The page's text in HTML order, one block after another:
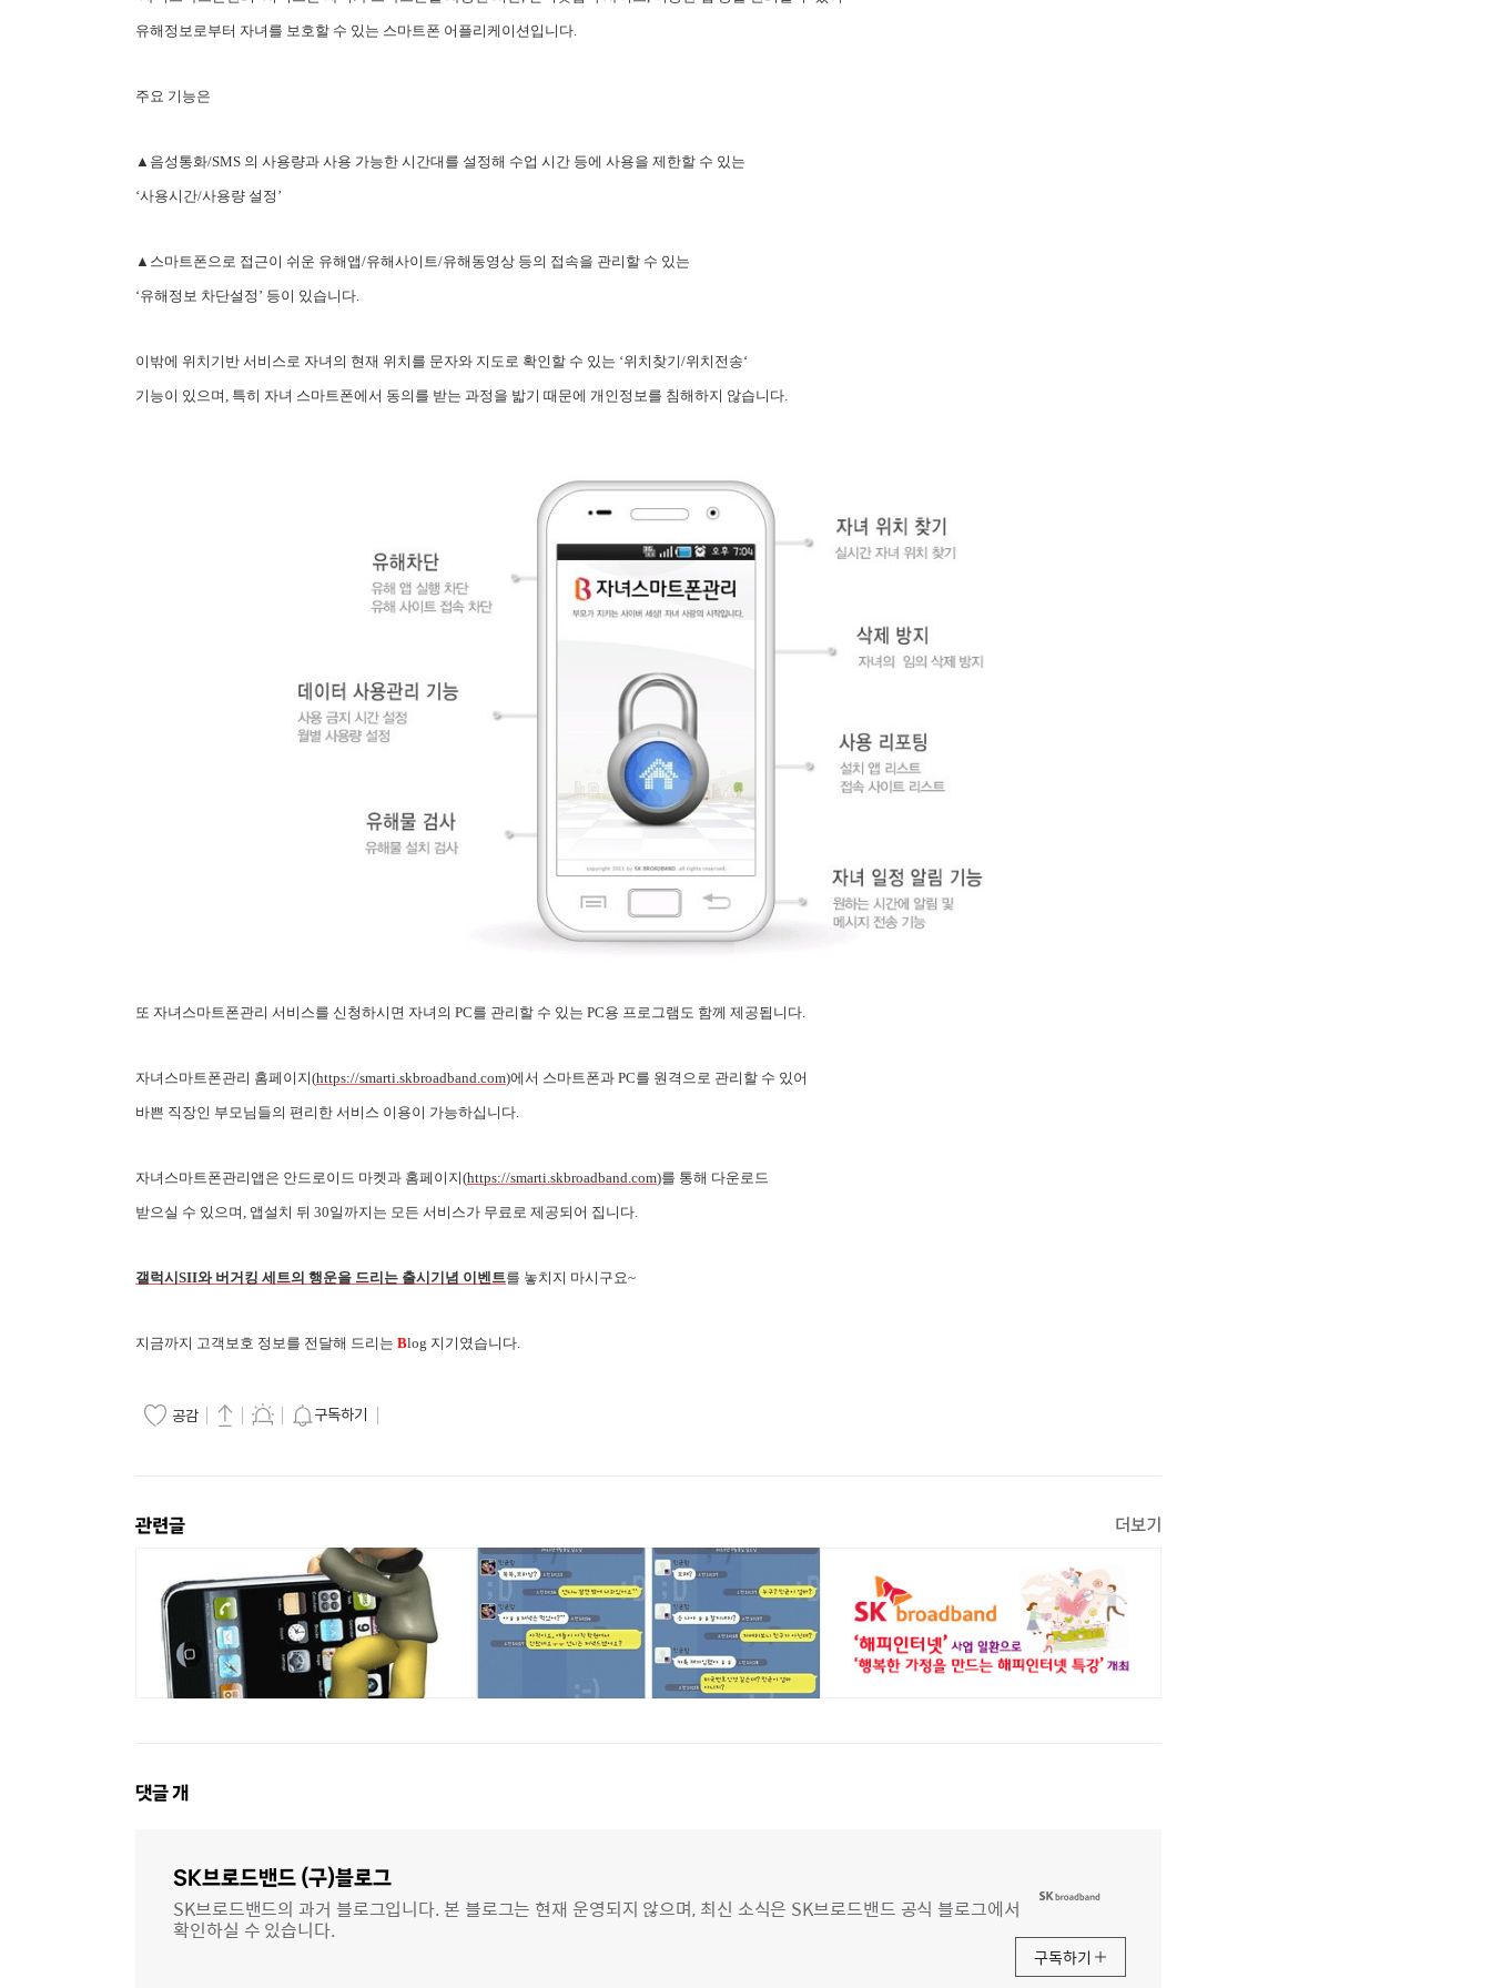
유해정보로부터 자녀를 보호할 수 있는 스마트폰 어플리케이션입니다.
주요 기능은
▲음성통화/SMS 의 사용량과 사용 가능한 시간대를 설정해 수업 시간 등에 사용을 제한할 수 있는
‘사용시간/사용량 설정’
▲스마트폰으로 접근이 쉬운 유해앱/유해사이트/유해동영상 등의 접속을 관리할 수 있는
‘유해정보 차단설정’ 등이 있습니다.
이밖에 위치기반 서비스로 자녀의 현재 위치를 문자와 지도로 확인할 수 있는 ‘위치찾기/위치전송‘
기능이 있으며, 특히 자녀 스마트폰에서 동의를 받는 과정을 밟기 때문에 개인정보를 침해하지 않습니다.
또 자녀스마트폰관리 서비스를 신청하시면 자녀의 PC를 관리할 수 있는 PC용 프로그램도 함께 제공됩니다.
자녀스마트폰관리 홈페이지(https://smarti.skbroadband.com)에서 스마트폰과 PC를 원격으로 관리할 수 있어
바쁜 직장인 부모님들의 편리한 서비스 이용이 가능하십니다.
자녀스마트폰관리앱은 안드로이드 마켓과 홈페이지(https://smarti.skbroadband.com)를 통해 다운로드
받으실 수 있으며, 앱설치 뒤 30일까지는 모든 서비스가 무료로 제공되어 집니다.
갤럭시SII와 버거킹 세트의 행운을 드리는 출시기념 이벤트를 놓치지 마시구요~
지금까지 고객보호 정보를 전달해 드리는 Blog 지기였습니다.
공감 구독하기
관련글 더보기
댓
댓글개
SK브로드밴드 (구)블로그
SK브로드밴드의 과거 블로그입니다. 본 블로그는 현재 운영되지 않으며, 최신 소식은 SK브로드밴드 공식 블로그에서
확인하실 수 있습니다.
구독하기